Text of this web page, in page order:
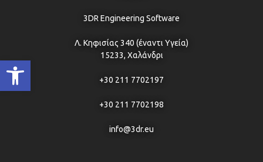
Ανοίξτε τη γραμμή εργαλείων
3DR Engineering Software
Λ. Κηφισίας 340 (έναντι Υγεία)
15233, Χαλάνδρι
+30 211 7702197
+30 211 7702198
info@3dr.eu